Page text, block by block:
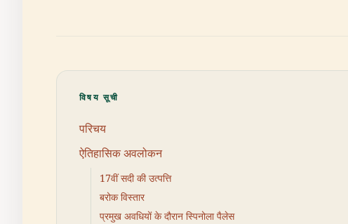
विषय सूची
परिचय
ऐतिहासिक अवलोकन
17वीं सदी की उत्पत्ति
बरोक विस्तार
प्रमुख अवधियों के दौरान स्पिनोला पैलेस